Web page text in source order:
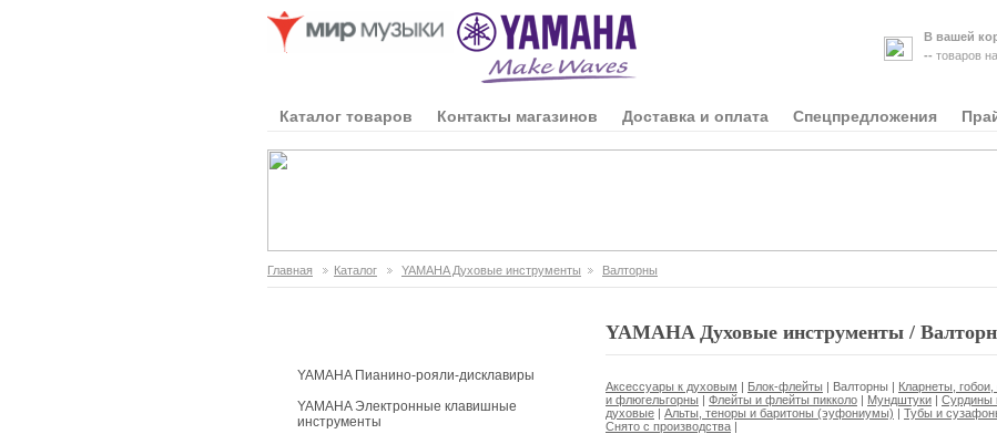
В вашей
-- товаров на
Каталог товаров Контакты магазинов Доставка и оплата Спецпредложения
Главная Каталог YAMAHA Духовые инструменты Валторны
YAMAHA Пианино-рояли-дисклавиры
YAMAHA Электронные клавишные
инструменты
YAMAHA Духовые инструменты /
Аксессуары к духовым | Блок-флейты | Валторны | Кларнеты,
и флюгельгорны | Флейты и флейты пикколо | Мундштуки | Сурдины
духовые | Альты, теноры и баритоны (эуфониумы) | Тубы и
Снято с производства |